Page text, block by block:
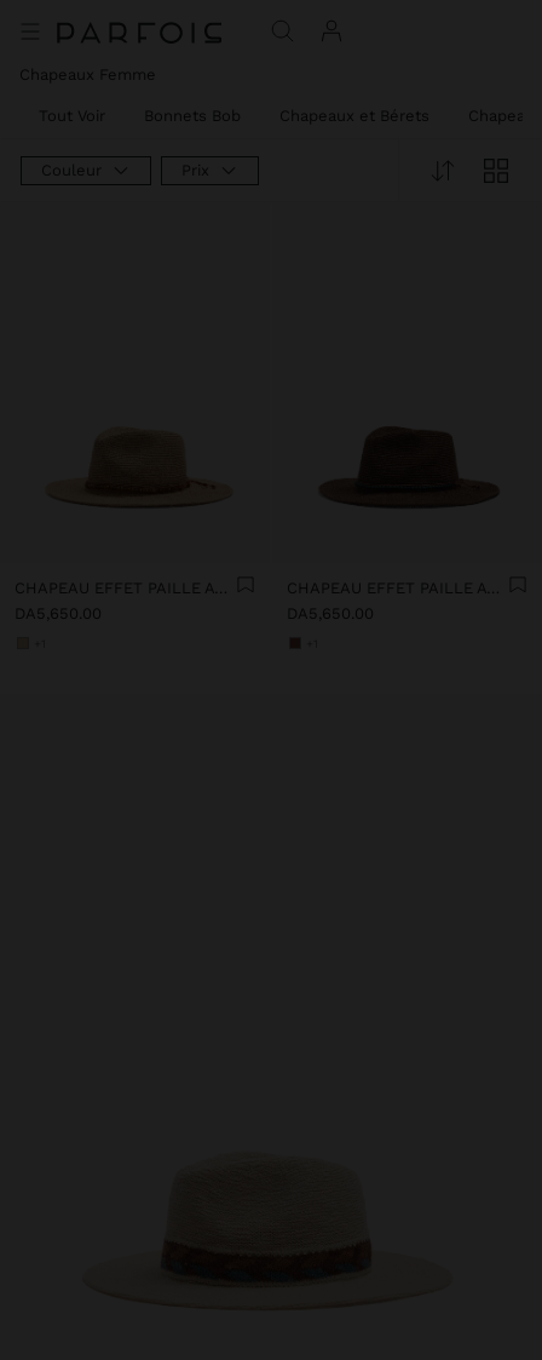
Chapeaux Femme
Tout Voir Bonnets Bob Chapeaux et Bérets
Couleur Prix
CHAPEAU EFFET PAILLE AVEC CEINTURE DE PERLES
DA5,650.00
CHAPEAU EFFET PAILLE AVEC CEINTURE DE PERLES
DA5,650.00